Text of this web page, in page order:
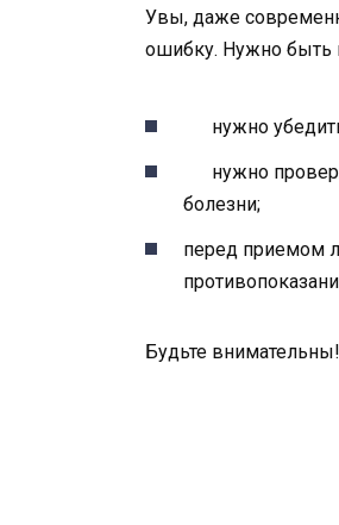
Увы, даже
ошибку. Нужно быть
нужно
нужно
болезни;
перед приемом
Будьте